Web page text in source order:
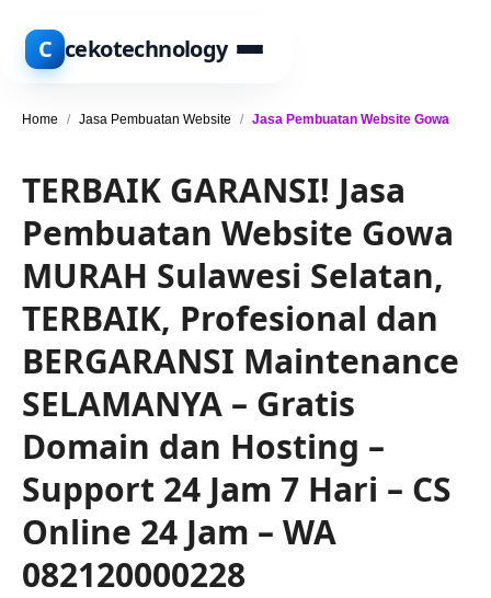
C cekotechnology
Home / Jasa Pembuatan Website / Jasa Pembuatan Website Gowa
TERBAIK GARANSI! Jasa
Pembuatan Website Gowa
MURAH Sulawesi Selatan,
TERBAIK, Profesional dan
BERGARANSI Maintenance
SELAMANYA – Gratis
Domain dan Hosting –
Support 24 Jam 7 Hari – CS
Online 24 Jam – WA
082120000228